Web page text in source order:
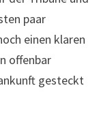
zu seinen